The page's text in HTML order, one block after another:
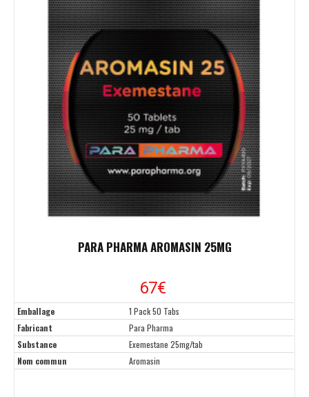
PARA PHARMA AROMASIN 25MG
67€
Emballage
1 Pack 50 Tabs
Fabricant
Para Pharma
Substance
Exemestane 25mg/tab
Nom commun
Aromasin